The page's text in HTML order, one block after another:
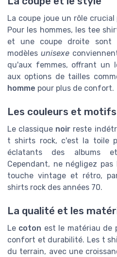
La coupe joue un rôle
Pour les hommes, les tee
et une coupe droite sont
modèlesunisexe
qu'aux femmes, offrant un
aux options de tailles
homme pour plus de confort.
Les couleurs et motifs
Le classique noir reste
t shirts rock, c'est la toile
éclatants des albums
Cependant, ne négligez pas
touche vintage et rétro,
shirts rock des années 70.
La qualité et les
Le coton est le matériau de
confort et durabilité. Les t
du terrain, avec une